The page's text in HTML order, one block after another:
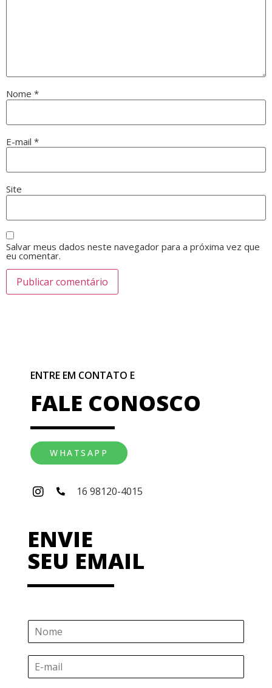
Nome *
E-mail *
Site
Salvar meus dados neste navegador para a próxima vez que
eu comentar.
ENTRE EM CONTATO E
FALE CONOSCO
WHATSAPP
16 98120-4015
ENVIE
SEU EMAIL
N
E